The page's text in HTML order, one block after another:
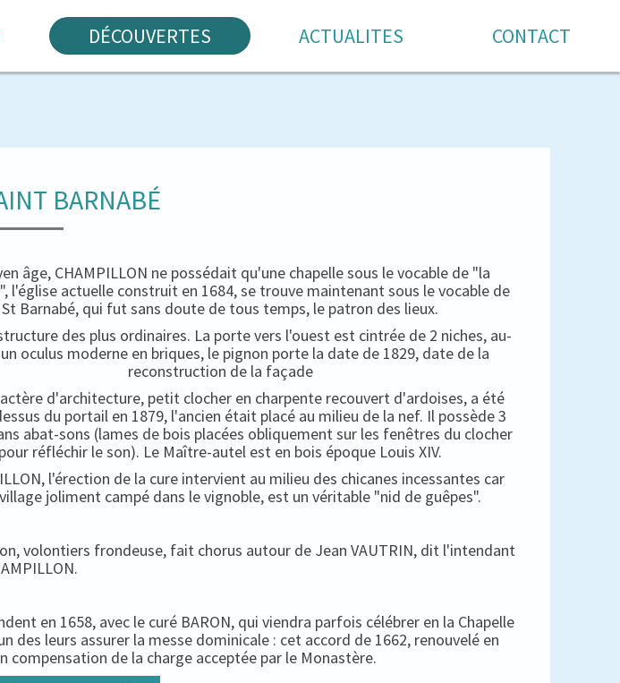
DÉCOUVERTES ACTUALITES CONTACT
BARNABÉ
âge, CHAMPILLON ne possédait qu'une chapelle sous le vocable de "la
l'église actuelle construit en 1684, se trouve maintenant sous le vocable de
St Barnabé, qui fut sans doute de tous temps, le patron des lieux.
des plus ordinaires. La porte vers l'ouest est cintrée de 2 niches, au-
oculus moderne en briques, le pignon porte la date de 1829, date de la
reconstruction de la façade
d'architecture, petit clocher en charpente recouvert d'ardoises, a été
du portail en 1879, l'ancien était placé au milieu de la nef. Il possède 3
abat-sons (lames de bois placées obliquement sur les fenêtres du clocher
pour réfléchir le son). Le Maître-autel est en bois époque Louis XIV.
l'érection de la cure intervient au milieu des chicanes incessantes car
joliment campé dans le vignoble, est un véritable "nid de guêpes".
volontiers frondeuse, fait chorus autour de Jean VAUTRIN, dit l'intendant
en 1658, avec le curé BARON, qui viendra parfois célébrer en la Chapelle
des leurs assurer la messe dominicale : cet accord de 1662, renouvelé en
compensation de la charge acceptée par le Monastère.